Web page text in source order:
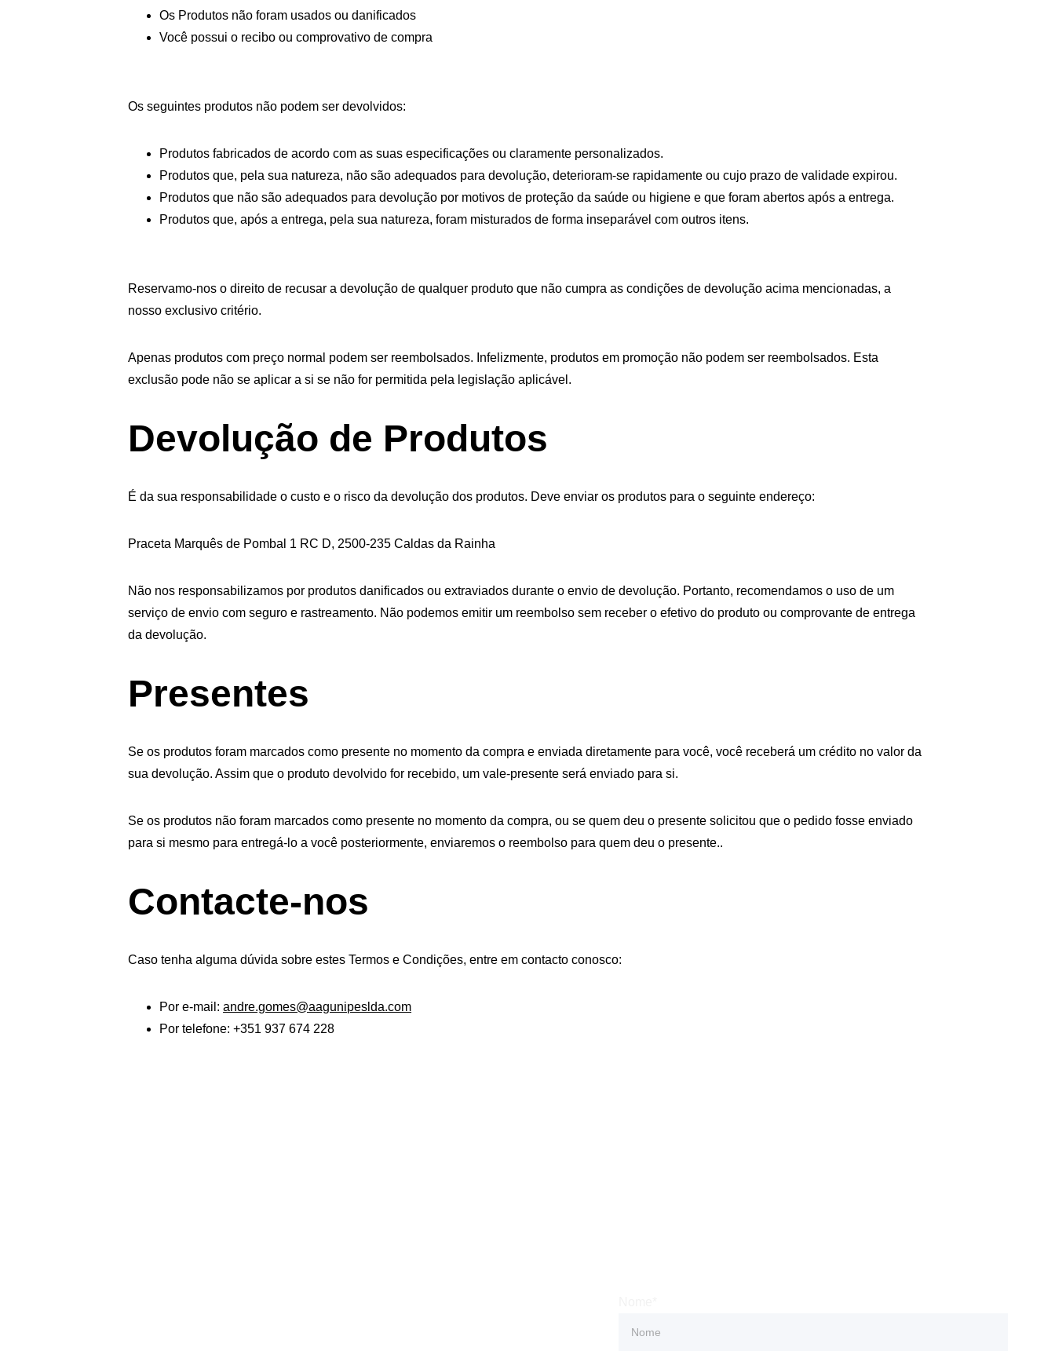
Os Produtos não foram usados ​​ou danificados
Você possui o recibo ou comprovativo de compra
Os seguintes produtos não podem ser devolvidos:
Produtos fabricados de acordo com as suas especificações ou claramente personalizados.
Produtos que, pela sua natureza, não são adequados para devolução, deterioram-se rapidamente ou cujo prazo de validade expirou.
Produtos que não são adequados para devolução por motivos de proteção da saúde ou higiene e que foram abertos após a entrega.
Produtos que, após a entrega, pela sua natureza, foram misturados de forma inseparável com outros itens.
Reservamo-nos o direito de recusar a devolução de qualquer produto que não cumpra as condições de devolução acima mencionadas, a
nosso exclusivo critério.
Apenas produtos com preço normal podem ser reembolsados. Infelizmente, produtos em promoção não podem ser reembolsados. Esta
exclusão pode não se aplicar a si se não for permitida pela legislação aplicável.
Devolução de Produtos
É da sua responsabilidade o custo e o risco da devolução dos produtos. Deve enviar os produtos para o seguinte endereço:
Praceta Marquês de Pombal 1 RC D, 2500-235 Caldas da Rainha
Não nos responsabilizamos por produtos danificados ou extraviados durante o envio de devolução. Portanto, recomendamos o uso de um
serviço de envio com seguro e rastreamento. Não podemos emitir um reembolso sem receber o efetivo do produto ou comprovante de entrega
da devolução.
Presentes
Se os produtos foram marcados como presente no momento da compra e enviada diretamente para você, você receberá um crédito no valor da
sua devolução. Assim que o produto devolvido for recebido, um vale-presente será enviado para si.
Se os produtos não foram marcados como presente no momento da compra, ou se quem deu o presente solicitou que o pedido fosse enviado
para si mesmo para entregá-lo a você posteriormente, enviaremos o reembolso para quem deu o presente..
Contacte-nos
Caso tenha alguma dúvida sobre estes Termos e Condições, entre em contacto conosco:
Por e-mail: andre.gomes@aagunipeslda.com
Por telefone: +351 937 674 228